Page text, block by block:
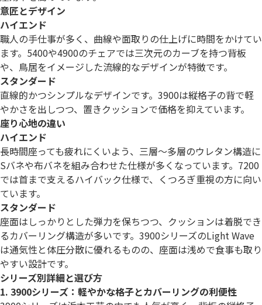
意匠とデザイン
ハイエンド
職人の手仕事が多く、曲線や面取りの仕上げに時間をかけてい
ます。5400や4900のチェアでは三次元のカーブを持つ背板
や、鳥居をイメージした流線的なデザインが特徴です。
スタンダード
直線的かつシンプルなデザインです。3900は縦格子の背で軽
やかさを出しつつ、置きクッションで価格を抑えています。
座り心地の違い
ハイエンド
長時間座っても疲れにくいよう、三層〜多層のウレタン構造に
Sバネや布バネを組み合わせた仕様が多くなっています。7200
では首まで支えるハイバック仕様で、くつろぎ重視の方に向い
ています。
スタンダード
座面はしっかりとした弾力を保ちつつ、クッションは着脱でき
るカバーリング構造が多いです。3900シリーズのLight Wave
は通気性と体圧分散に優れるものの、座面は浅めで食事も取り
やすい設計です。
シリーズ別詳細と選び方
1. 3900シリーズ：軽やかな格子とカバーリングの利便性